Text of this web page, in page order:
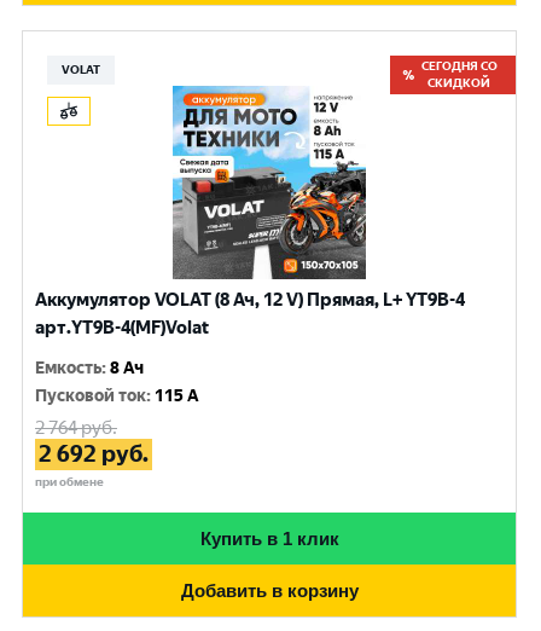
VOLAT
СЕГОДНЯ СО
СКИДКОЙ
Аккумулятор VOLAT (8 Ач, 12 V) Прямая, L+ YT9B-4
арт.YT9B-4(MF)Volat
Емкость:8 Ач
Пусковой ток: 115 A
2 764руб.
2 692 руб.
при обмене
Купить в 1 клик
Добавить в корзину